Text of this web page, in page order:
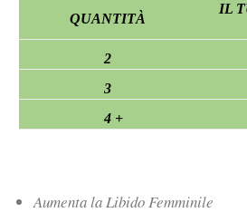
QUANTITÀ
IL
2
3
4 +
Aumenta la Libido Femminile